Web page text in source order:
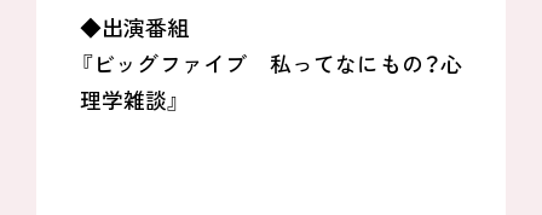
◆出演番組
『ビッグファイブ 私ってなにもの？心
理学雑談』